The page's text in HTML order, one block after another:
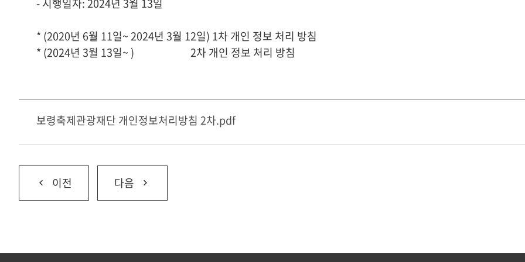
- 시행일자: 2024년 3월 13일
* (2020년 6월 11일~ 2024년 3월 12일) 1차 개인 정보 처리 방침
* (2024년 3월 13일~ ) 2차 개인 정보 처리 방침
보령축제관광재단 개인정보처리방침 2차.pdf
이전 다음